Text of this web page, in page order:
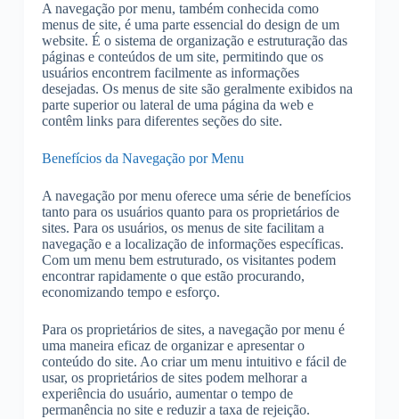
A navegação por menu, também conhecida como
menus de site, é uma parte essencial do design de um
website. É o sistema de organização e estruturação das
páginas e conteúdos de um site, permitindo que os
usuários encontrem facilmente as informações
desejadas. Os menus de site são geralmente exibidos na
parte superior ou lateral de uma página da web e
contêm links para diferentes seções do site.
Benefícios da Navegação por Menu
A navegação por menu oferece uma série de benefícios
tanto para os usuários quanto para os proprietários de
sites. Para os usuários, os menus de site facilitam a
navegação e a localização de informações específicas.
Com um menu bem estruturado, os visitantes podem
encontrar rapidamente o que estão procurando,
economizando tempo e esforço.
Para os proprietários de sites, a navegação por menu é
uma maneira eficaz de organizar e apresentar o
conteúdo do site. Ao criar um menu intuitivo e fácil de
usar, os proprietários de sites podem melhorar a
experiência do usuário, aumentar o tempo de
permanência no site e reduzir a taxa de rejeição.